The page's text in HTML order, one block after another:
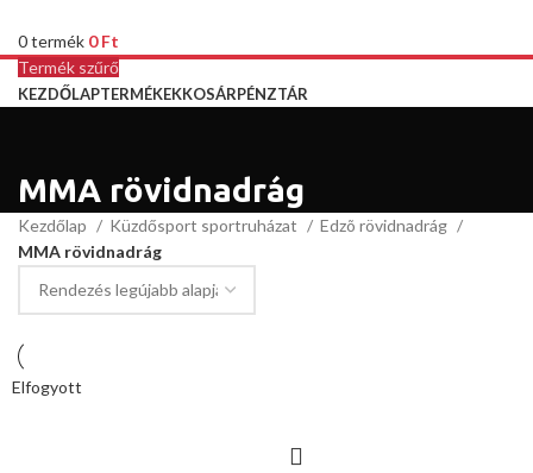
0termék 0Ft
Termék szűrő
KEZDŐLAPTERMÉKEKKOSÁRPÉNZTÁR
MMA rövidnadrág
Kezdőlap Küzdősport sportruházat
Edzõ rövidnadrág
MMA rövidnadrág
Elfogyott